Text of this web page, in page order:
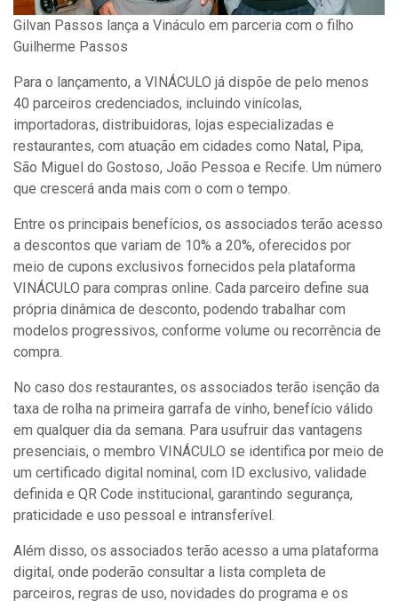
Gilvan Passos lança a Vináculo em parceria com o filho
Guilherme Passos
Para o lançamento, a VINÁCULO já dispõe de pelo menos
40 parceiros credenciados, incluindo vinícolas,
importadoras, distribuidoras, lojas especializadas e
restaurantes, com atuação em cidades como Natal, Pipa,
São Miguel do Gostoso, João Pessoa e Recife. Um número
que crescerá anda mais com o com o tempo.
Entre os principais benefícios, os associados terão acesso
a descontos que variam de 10% a 20%, oferecidos por
meio de cupons exclusivos fornecidos pela plataforma
VINÁCULO para compras online. Cada parceiro define sua
própria dinâmica de desconto, podendo trabalhar com
modelos progressivos, conforme volume ou recorrência de
compra.
No caso dos restaurantes, os associados terão isenção da
taxa de rolha na primeira garrafa de vinho, benefício válido
em qualquer dia da semana. Para usufruir das vantagens
presenciais, o membro VINÁCULO se identifica por meio de
um certificado digital nominal, com ID exclusivo, validade
definida e QR Code institucional, garantindo segurança,
praticidade e uso pessoal e intransferível.
Além disso, os associados terão acesso a uma plataforma
digital, onde poderão consultar a lista completa de
parceiros, regras de uso, novidades do programa e os